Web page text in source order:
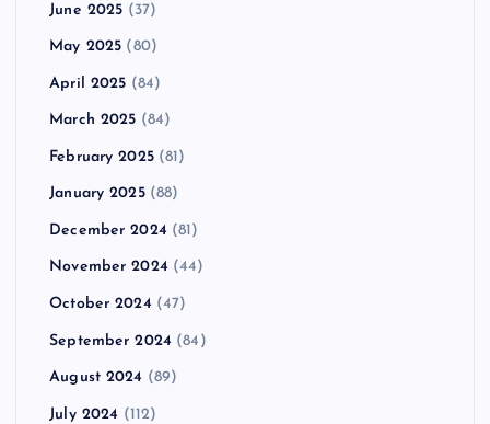
June 2025 (37)
May 2025 (80)
April 2025 (84)
March 2025 (84)
February 2025(81)
January 2025(88)
December 2024 (81)
November 2024 (44)
October 2024 (47)
September 2024 (84)
August 2024 (89)
July 2024 (112)